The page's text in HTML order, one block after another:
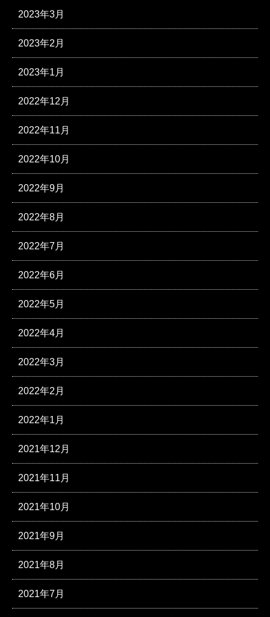
2023年3月
2023年2月
2023年1月
2022年12月
2022年11月
2022年10月
2022年9月
2022年8月
2022年7月
2022年6月
2022年5月
2022年4月
2022年3月
2022年2月
2022年1月
2021年12月
2021年11月
2021年10月
2021年9月
2021年8月
2021年7月